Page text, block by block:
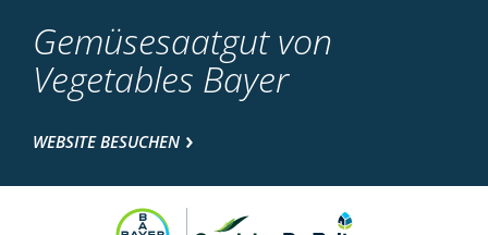
Gemüsesaatgut von
Vegetables Bayer
WEBSITE BESUCHEN